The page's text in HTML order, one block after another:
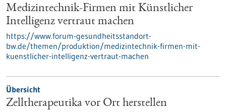
Medizintechnik-Firmen mit Künstlicher
Intelligenz vertraut machen
https://www.forum-gesundheitsstandort-
bw.de/themen/produktion/medizintechnik-firmen-mit-
kuenstlicher-intelligenz-vertraut-machen
Übersicht
Zelltherapeutika vor Ort herstellen